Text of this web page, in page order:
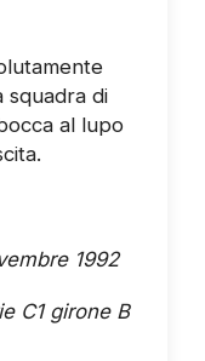
squadra di
al lupo
1992
C1 girone B